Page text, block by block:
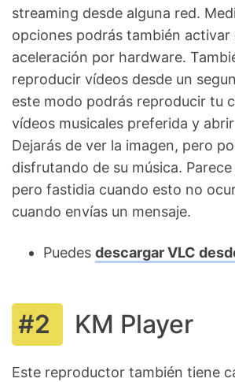
streaming desde alguna red.
opciones podrás también activar
aceleración por hardware.
reproducir vídeos desde un
este modo podrás reproducir tu
vídeos musicales preferida y
Dejarás de ver la imagen, pero
disfrutando de su música.
pero fastidia cuando esto no
cuando envías un mensaje.
Puedes descargar VLC
KM Player
Este reproductor también tiene